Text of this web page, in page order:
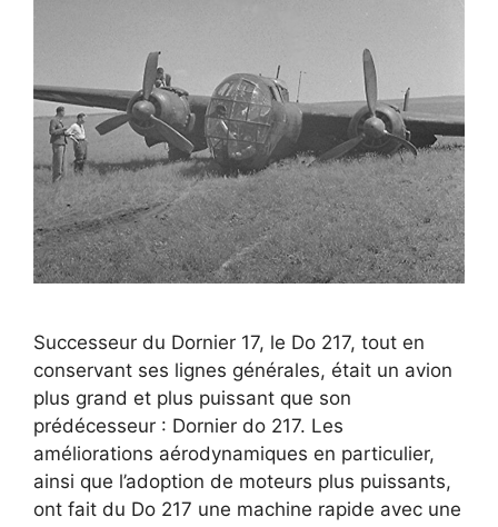
Successeur du Dornier 17, le Do 217, tout en
conservant ses lignes générales, était un avion
plus grand et plus puissant que son
prédécesseur : Dornier do 217. Les
améliorations aérodynamiques en particulier,
ainsi que l’adoption de moteurs plus puissants,
ont fait du Do 217 une machine rapide avec une